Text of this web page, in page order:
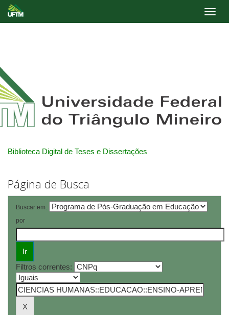
Biblioteca Digital de Teses e Dissertações
Página de Busca
Buscar em:
por
Filtros correntes: